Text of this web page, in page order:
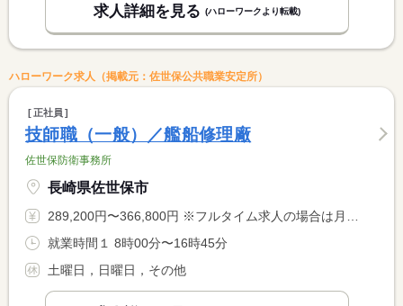
求人詳細を見る (ハローワークより転載)
ハローワーク求人（掲載元：佐世保公共職業安定所）
正社員
技師職（一般）／艦船修理廠
佐世保防衛事務所
長崎県佐世保市
289,200円〜366,800円 ※フルタイム求人の場合は月額（換算額）、パート求人の場合は時間額を表示しています。
就業時間１ 8時00分〜16時45分
土曜日，日曜日，その他